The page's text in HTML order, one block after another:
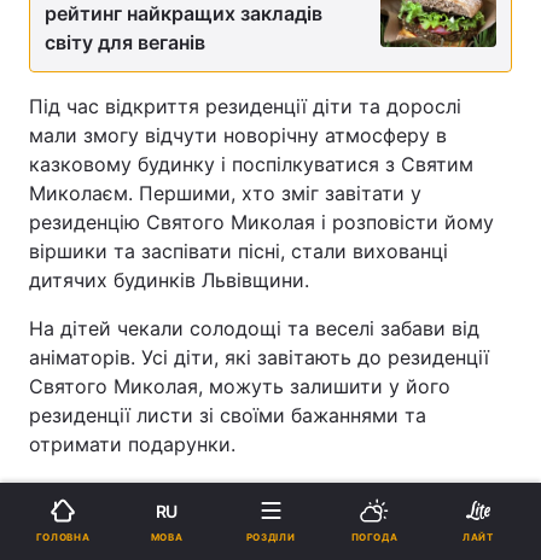
рейтинг найкращих закладів
світу для веганів
Під час відкриття резиденції діти та дорослі
мали змогу відчути новорічну атмосферу в
казковому будинку і поспілкуватися з Святим
Миколаєм. Першими, хто зміг завітати у
резиденцію Святого Миколая і розповісти йому
віршики та заспівати пісні, стали вихованці
дитячих будинків Львівщини.
На дітей чекали солодощі та веселі забави від
аніматорів. Усі діти, які завітають до резиденції
Святого Миколая, можуть залишити у його
резиденції листи зі своїми бажаннями та
отримати подарунки.
Нагадаємо, 7 грудня у центрі
Львова відкриють традиційний
Різдвяний
. Під час ярмарку на проспекті Свободи
ГОЛОВНА
RU
МОВА РОЗДІЛИ ПОГОДА ЛАЙТ